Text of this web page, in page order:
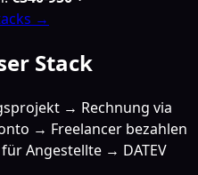
→
Stack
→ Rechnung via
→ Freelancer bezahlen
Angestellte → DATEV